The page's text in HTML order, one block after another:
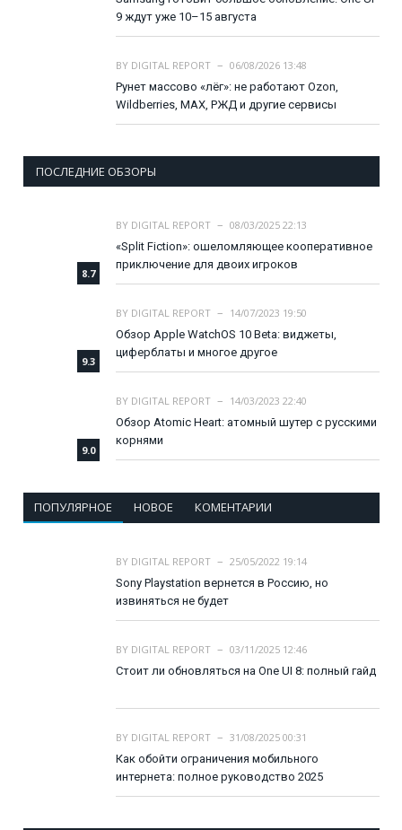
9 ждут уже 10–15 августа
BY DIGITAL REPORT
06/08/2026 13:48
Рунет массово «лёг»: не работают Ozon,
Wildberries, MAX, РЖД и другие сервисы
ПОСЛЕДНИЕ ОБЗОРЫ
8.7
BY DIGITAL REPORT
08/03/2025 22:13
«Split Fiction»: ошеломляющее кооперативное
приключение для двоих игроков
9.3
BY DIGITAL REPORT
14/07/2023 19:50
Обзор Apple WatchOS 10 Beta: виджеты,
циферблаты и многое другое
9.0
BY DIGITAL REPORT
14/03/2023 22:40
Обзор Atomic Heart: атомный шутер с русскими
корнями
ПОПУЛЯРНОЕ НОВОЕ КОМЕНТАРИИ
BY DIGITAL REPORT
25/05/2022 19:14
Sony Playstation вернется в Россию, но
извиняться не будет
BY DIGITAL REPORT
03/11/2025 12:46
Стоит ли обновляться на One UI 8: полный гайд
BY DIGITAL REPORT
31/08/2025 00:31
Как обойти ограничения мобильного
интернета: полное руководство 2025